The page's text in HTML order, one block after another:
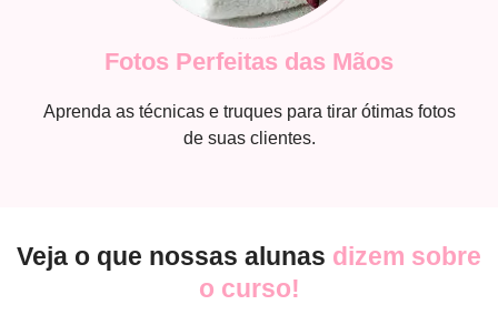
Fotos Perfeitas das Mãos
Aprenda as técnicas e truques para tirar ótimas fotos
de suas clientes.
Veja o que nossas alunas dizem sobre
o curso!